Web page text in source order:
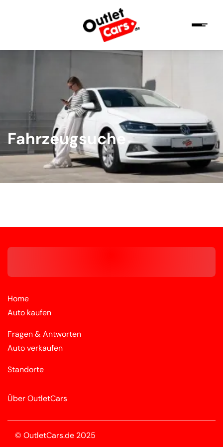
Fahrzeugsuche
Home
Auto kaufen
Fragen & Antworten
Auto verkaufen
Standorte
Über OutletCars
© OutletCars.de 2025